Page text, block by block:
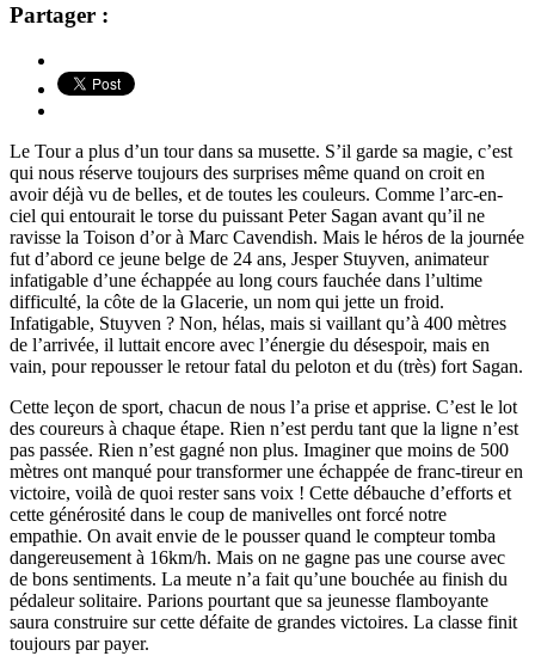
Partager :
Le Tour a plus d’un tour dans sa musette. S’il garde sa magie, c’est
qui nous réserve toujours des surprises même quand on croit en
avoir déjà vu de belles, et de toutes les couleurs. Comme l’arc-en-
ciel qui entourait le torse du puissant Peter Sagan avant qu’il ne
ravisse la Toison d’or à Marc Cavendish. Mais le héros de la journée
fut d’abord ce jeune belge de 24 ans, Jesper Stuyven, animateur
infatigable d’une échappée au long cours fauchée dans l’ultime
difficulté, la côte de la Glacerie, un nom qui jette un froid.
Infatigable, Stuyven ? Non, hélas, mais si vaillant qu’à 400 mètres
de l’arrivée, il luttait encore avec l’énergie du désespoir, mais en
vain, pour repousser le retour fatal du peloton et du (très) fort Sagan.
Cette leçon de sport, chacun de nous l’a prise et apprise. C’est le lot
des coureurs à chaque étape. Rien n’est perdu tant que la ligne n’est
pas passée. Rien n’est gagné non plus. Imaginer que moins de 500
mètres ont manqué pour transformer une échappée de franc-tireur en
victoire, voilà de quoi rester sans voix ! Cette débauche d’efforts et
cette générosité dans le coup de manivelles ont forcé notre
empathie. On avait envie de le pousser quand le compteur tomba
dangereusement à 16km/h. Mais on ne gagne pas une course avec
de bons sentiments. La meute n’a fait qu’une bouchée au finish du
pédaleur solitaire. Parions pourtant que sa jeunesse flamboyante
saura construire sur cette défaite de grandes victoires. La classe finit
toujours par payer.